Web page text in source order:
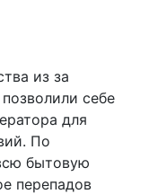
из за
себе
для
По
бытовую
перепадов